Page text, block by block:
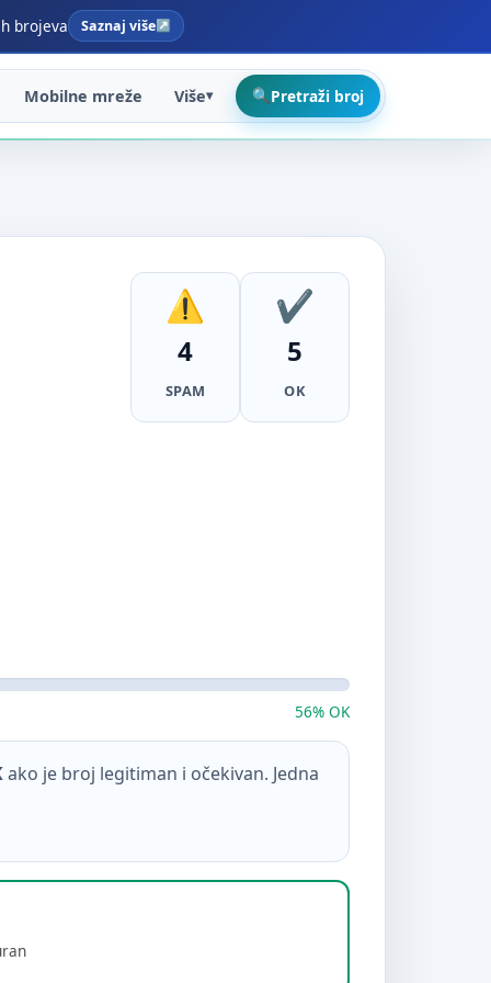
brojeva Saznaj više
Mobilne mreže Više Pretraži broj
4
SPAM
5
OK
56% OK
ako je broj legitiman i očekivan. Jedna